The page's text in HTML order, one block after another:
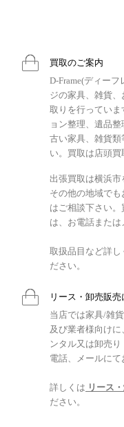
買取のご案内
D-Frame(ディー
ジの家具、雑貨
取りを行ってい
ョン整理、遺品
古い家具、雑貨類
い。買取は店頭買
出張買取は横浜
その他の地域で
はご相談下さい
は、お電話または
取扱品目など詳し
ださい。
リース・卸売販売
当店では家具/雑
及び業者様向け
ンタル又は卸売
電話、メールにて
詳しくは リース
ださい。